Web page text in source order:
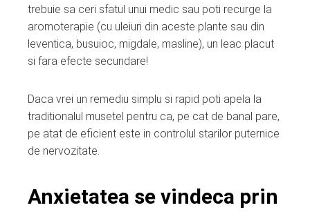
trebuie sa ceri sfatul unui medic sau poti recurge la
aromoterapie (cu uleiuri din aceste plante sau din
leventica, busuioc, migdale, masline), un leac placut
si fara efecte secundare!
Daca vrei un remediu simplu si rapid poti apela la
traditionalul musetel pentru ca, pe cat de banal pare,
pe atat de eficient este in controlul starilor puternice
de nervozitate.
Anxietatea se vindeca prin